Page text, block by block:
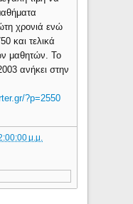
χρονιά ενώ
και τελικά
μαθητών. Το
ανήκει στην
?p=2550
μ.μ.